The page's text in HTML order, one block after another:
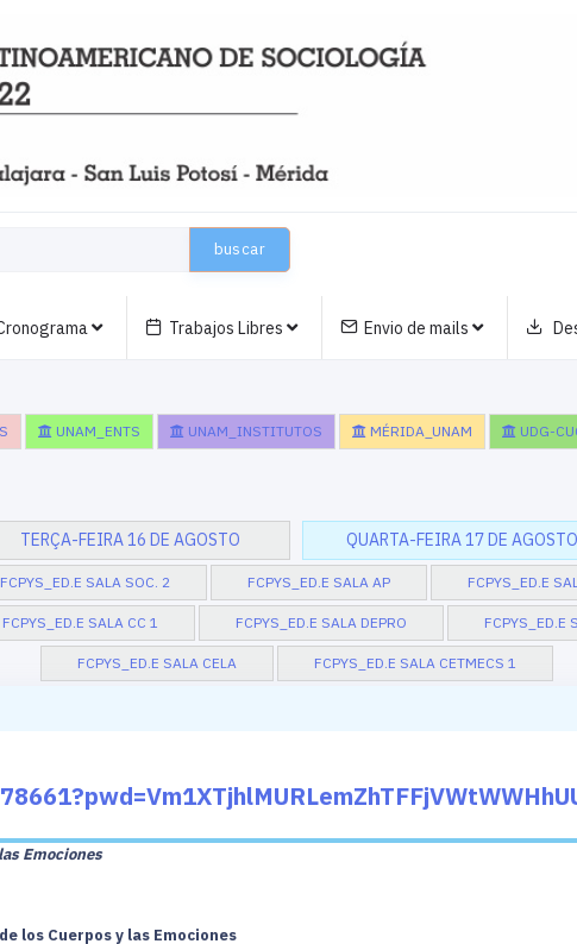
buscar
Trabajos Libres Envio de mails
UNAM_ENTS UNAM_INSTITUTOS MÉRIDA_UNAM UDG-
TERÇA-FEIRA 16 DE AGOSTO QUARTA-FEIRA 17 DE AGOSTO
FCPYS_ED.E SALA SOC. 2 FCPYS_ED.E SALA AP FCPYS_ED.E
FCPYS_ED.E SALA CC 1 FCPYS_ED.E SALA DEPRO FCPYS_ED.E
FCPYS_ED.E SALA CELA FCPYS_ED.E SALA CETMECS 1
Emociones
los Cuerpos y las Emociones